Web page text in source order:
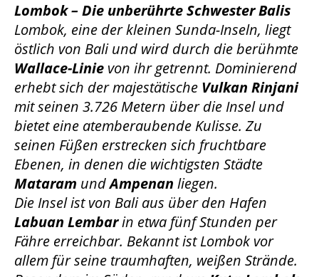
Lombok – Die unberührte Schwester Balis
Lombok, eine der kleinen Sunda-Inseln, liegt
östlich von Bali und wird durch die berühmte
Wallace-Linie von ihr getrennt. Dominierend
erhebt sich der majestätische Vulkan Rinjani
mit seinen 3.726 Metern über die Insel und
bietet eine atemberaubende Kulisse. Zu
seinen Füßen erstrecken sich fruchtbare
Ebenen, in denen die wichtigsten Städte
Mataram undAmpenan liegen.
Die Insel ist von Bali aus über den Hafen
Labuan Lembarin etwa fünf Stunden per
Fähre erreichbar. Bekannt ist Lombok vor
allem für seine traumhaften, weißen Strände.